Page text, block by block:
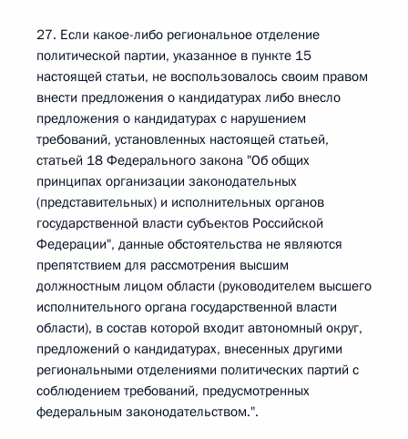
27. Если какое-либо региональное отделение
политической партии, указанное в пункте 15
настоящей статьи, не воспользовалось своим правом
внести предложения о кандидатурах либо внесло
предложения о кандидатурах с нарушением
требований, установленных настоящей статьей,
статьей 18 Федерального закона "Об общих
принципах организации законодательных
(представительных) и исполнительных органов
государственной власти субъектов Российской
Федерации", данные обстоятельства не являются
препятствием для рассмотрения высшим
должностным лицом области (руководителем высшего
исполнительного органа государственной власти
области), в состав которой входит автономный округ,
предложений о кандидатурах, внесенных другими
региональными отделениями политических партий с
соблюдением требований, предусмотренных
федеральным законодательством.".